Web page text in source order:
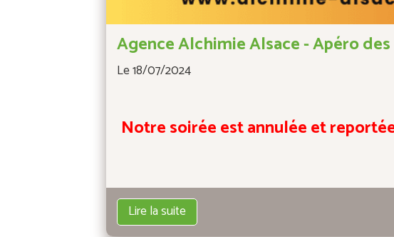
Agence Alchimie Alsace - Apéro
Le 18/07/2024
Notre soirée est annulée et
Lire la suite